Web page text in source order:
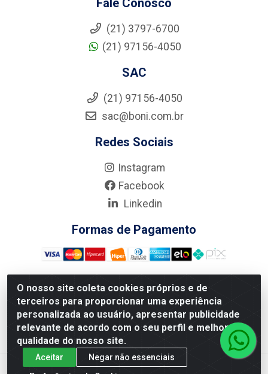
O nosso site coleta cookies próprios e de
terceiros para proporcionar uma experiência
personalizada ao usuário, apresentar publicidade
relevante de acordo com o seu perfil e melhorar a
qualidade do nosso site.
Aceitar
Negar não essenciais
Fale Conosco
(21) 3797-6700
(21) 97156-4050
SAC
(21) 97156-4050
sac@boni.com.br
Redes Sociais
Instagram
Facebook
Linkedin
Formas de Pagamento
Nova Boni Distribuidora de Material de Construção LTDA - Rua
Alice Tibiriçá, 330 - Vila Da Penha, Rio de Janeiro/RJ - CEP:
21.210-110 - CNPJ: 11.003.135/0001-27